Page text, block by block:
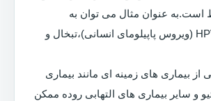
عنوان مثال می توان به
سفلیس،اچ آی وی،HPV (ویروس پاپیلومای انسانی)،تبخال و
از بیماری های زمینه ای مانند بیماری
و سایر بیماری های التهابی روده ممکن